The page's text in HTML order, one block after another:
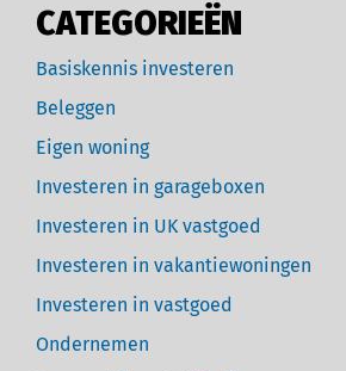
CATEGORIEËN
Basiskennis investeren
Beleggen
Eigen woning
Investeren in garageboxen
Investeren in UK vastgoed
Investeren in vakantiewoningen
Investeren in vastgoed
Ondernemen